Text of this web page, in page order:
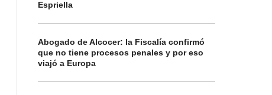
Espriella
Abogado de Alcocer: la Fiscalía confirmó
que no tiene procesos penales y por eso
viajó a Europa